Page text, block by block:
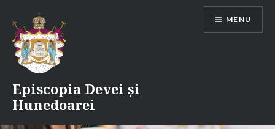
content
Episcopia Devei și
Hunedoarei
MENU